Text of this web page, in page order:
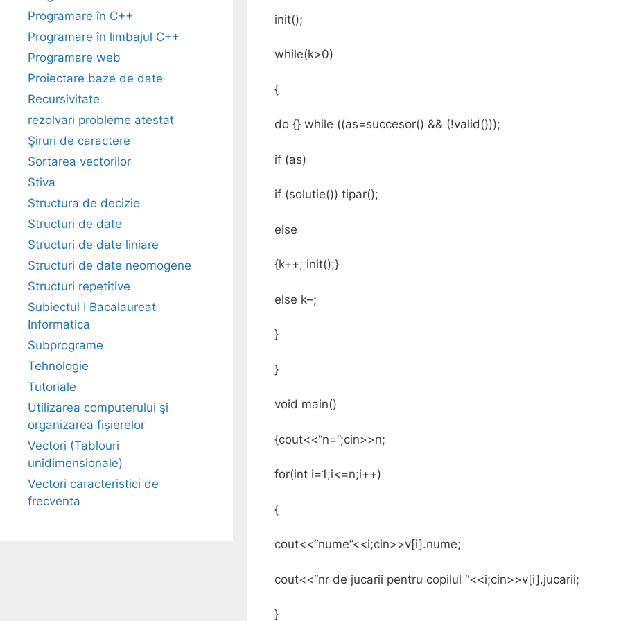
init();
while(k>0)
{
do {} while ((as=succesor() && (!valid()));
if (as)
if (solutie()) tipar();
else
{k++; init();}
else k–;
}
}
void main()
{cout<<“n=”;cin>>n;
for(int i=1;i<=n;i++)
{
cout<<“nume”<<i;cin>>v[i].nume;
cout<<“nr de jucarii pentru copilul “<<i;cin>>v[i].jucarii;
}
Programare în C++
Programare în limbajul C++
Programare web
Proiectare baze de date
Recursivitate
rezolvari probleme atestat
Şiruri de caractere
Sortarea vectorilor
Stiva
Structura de decizie
Structuri de date
Structuri de date liniare
Structuri de date neomogene
Structuri repetitive
Subiectul I Bacalaureat
Informatica
Subprograme
Tehnologie
Tutoriale
Utilizarea computerului şi
organizarea fişierelor
Vectori (Tablouri
unidimensionale)
Vectori caracteristici de
frecventa